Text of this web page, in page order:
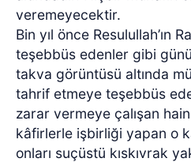
veremeyecektir.
Bin yıl önce Resulullah’ın
teşebbüs edenler gibi
takva görüntüsü altında
tahrif etmeye teşebbüs
zarar vermeye çalışan
kâfirlerle işbirliği yapan o
onları suçüstü kıskıvrak